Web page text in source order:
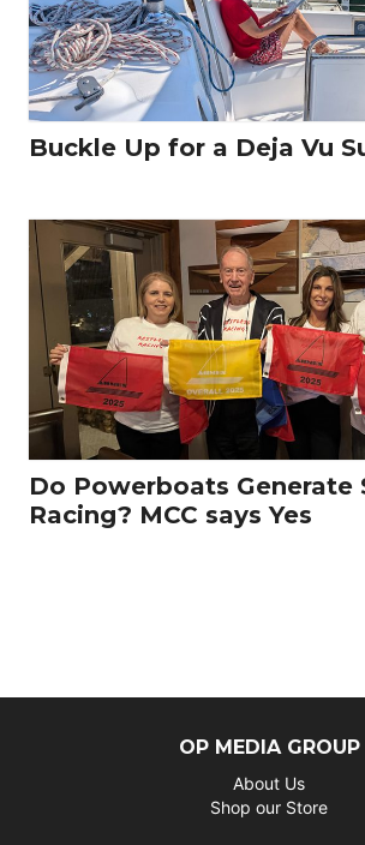
Buckle Up for a Deja Vu
Do Powerboats Generate
Racing? MCC says Yes
OP MEDIA GROUP
About Us
Shop our Store